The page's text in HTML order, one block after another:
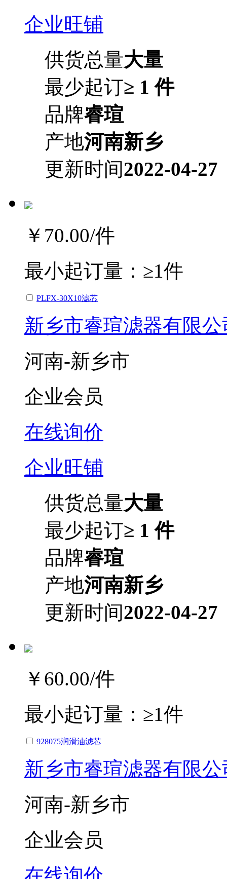
企业旺铺
供货总量大量
最少起订≥ 1 件
品牌睿瑄
产地河南新乡
更新时间2022-04-27
￥70.00/件
最小起订量： ≥1件
PLFX-30X10滤芯
新乡市睿瑄滤器有限公
河南-新乡市
企业会员
在线询价
企业旺铺
供货总量大量
最少起订≥ 1 件
品牌睿瑄
产地河南新乡
更新时间2022-04-27
￥60.00/件
最小起订量： ≥1件
928075润滑油滤芯
新乡市睿瑄滤器有限公
河南-新乡市
企业会员